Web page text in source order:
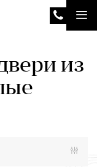
из